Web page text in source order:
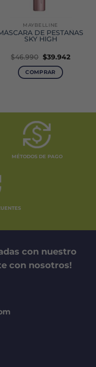
MAYBELLINE
DE PESTAÑAS
SKY HIGH
$46.990 El
precio
original
era:
$39.942El
COMPRAR
MÉTODOS DE PAGO
con nuestro
con nosotros!